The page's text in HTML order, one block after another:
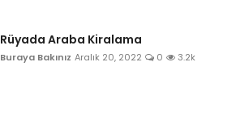
Rüyada Araba Kiralama
Buraya Bakınız Aralık 20, 2022 0 3.2k